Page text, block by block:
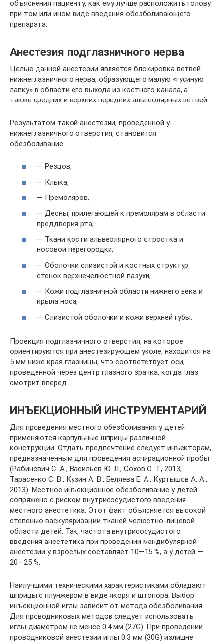
объяснения пациенту, как ему лучше расположить голову
при том или ином виде введения обезболивающего
препарата.
Анестезия подглазничного нерва
Целью данной анестезии является блокировка ветвей
нижнеглазничного нерва, образующего малую «гусиную
лапку» в области его выхода из костного канала, а
также средних и верхних передних альвеолярных ветвей.
Результатом такой анестезии, проведенной у
нижнеглазничного отверстия, становится
обезболивание:
— Резцов,
— Клыка,
— Премоляров,
— Десны, прилегающей к премолярам в области
преддверия рта,
— Ткани кости альвеолярного отростка и
носовой перегородки,
— Оболочки слизистой и костных структур
стенок верхнечелюстной пазухи,
— Кожи подглазничной области нижнего века и
крыла носа,
— Слизистой оболочки и кожи верхней губы.
Проекция подглазничного отверстия, на которое
ориентируются при анестезирующем уколе, находится на
5 мм ниже края глазницы, что соответствует оси,
проведенной через центр глазного зрачка, когда глаз
смотрит вперед.
ИНЪЕКЦИОННЫЙ ИНСТРУМЕНТАРИЙ
Для проведения местного обезболивания у детей
применяются карпульные шприцы различной
конструкции. Отдать предпочтение следует инъекторам,
предназначенным для проведения аспирационной пробы
(Рабинович С. А., Васильев Ю. Л., Сохов С. Т., 2013;
Тарасенко С. В., Кузин А. В., Беляева Е. А., Куртышов А. А.,
2013). Местное инъекционное обезболивание у детей
сопряжено с риском внутрисосудистого введения
местного анестетика. Этот факт объясняется высокой
степенью васкуляризации тканей челюстно-лицевой
области детей. Так, частота внутрисосудистого
введения анестетика при проведении мандибулярной
анестезии у взрослых составляет 10—15 %, а у детей —
20—25 %.
Наилучшими техническими характеристиками обладают
шприцы с плунжером в виде якоря и штопора. Выбор
инъекционной иглы зависит от метода обезболивания.
Для проводниковых методов следует использовать
иглы диаметром не менее 0.4 мм (27G). При проведении
проводниковой анестезии иглы 0.3 мм (30G) излишне